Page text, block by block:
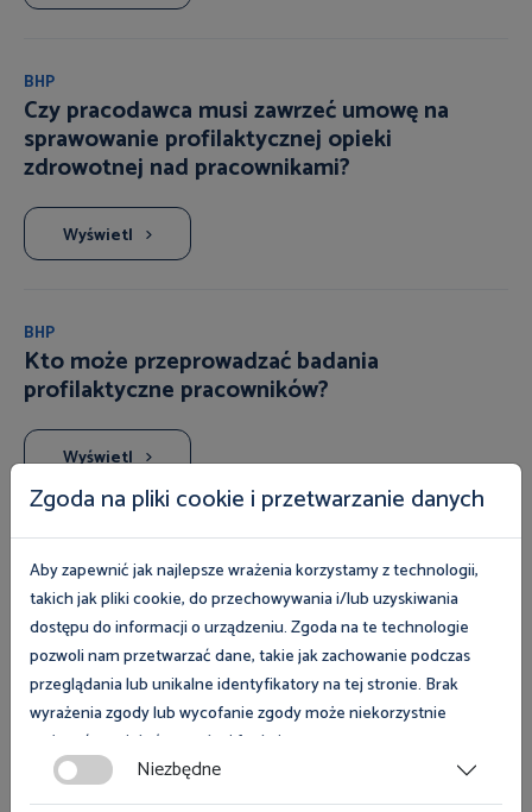
BHP
Czy pracodawca musi zawrzeć umowę na
sprawowanie profilaktycznej opieki
zdrowotnej nad pracownikami?
Wyświetl
BHP
Kto może przeprowadzać badania
profilaktyczne pracowników?
Wyświetl
Czy agencja kierująca cudzoziemca do pracy
za granicą powinna dokonać tłumaczenia
umowy zawieranej z osobą kierowaną?
Wyświetl
Zgoda na pliki cookie i przetwarzanie danych
Aby zapewnić jak najlepsze wrażenia korzystamy z technologii,
takich jak pliki cookie, do przechowywania i/lub uzyskiwania
dostępu do informacji o urządzeniu. Zgoda na te technologie
pozwoli nam przetwarzać dane, takie jak zachowanie podczas
przeglądania lub unikalne identyfikatory na tej stronie. Brak
wyrażenia zgody lub wycofanie zgody może niekorzystnie
wpłynąć na niektóre cechy i funkcje.
Zgoda na pliki cookies jest dobrowolna i można ją wycofać lub
Niezbędne